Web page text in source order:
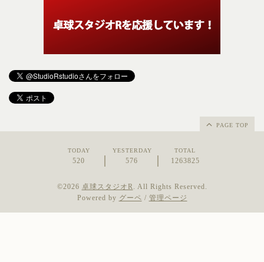
PAGE TOP
TODAY
520
YESTERDAY
576
TOTAL
1263825
©2026 卓球スタジオR. All Rights Reserved.
Powered by グーペ / 管理ページ